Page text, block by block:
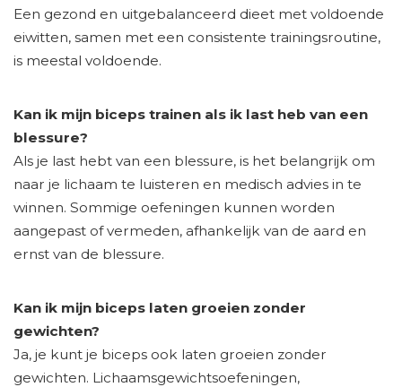
Een gezond en uitgebalanceerd dieet met voldoende
eiwitten, samen met een consistente trainingsroutine,
is meestal voldoende.
Kan ik mijn biceps trainen als ik last heb van een
blessure?
Als je last hebt van een blessure, is het belangrijk om
naar je lichaam te luisteren en medisch advies in te
winnen. Sommige oefeningen kunnen worden
aangepast of vermeden, afhankelijk van de aard en
ernst van de blessure.
Kan ik mijn biceps laten groeien zonder
gewichten?
Ja, je kunt je biceps ook laten groeien zonder
gewichten. Lichaamsgewichtsoefeningen,